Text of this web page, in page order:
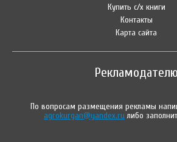
Купить с/х книги
Контакты
Карта сайта
Рекламодателю
По вопросам размещения рекламы
agrokurgan@yandex.ru либо